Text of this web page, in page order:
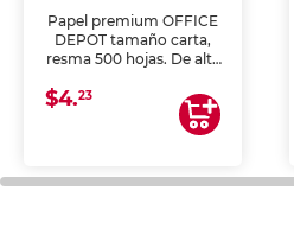
Papel premium OFFICE
DEPOT tamaño carta,
resma 500 hojas. De alta
uniforme, ideal para
impresoras de inyección
de tinta y láser,
general de oficina.
$4.23